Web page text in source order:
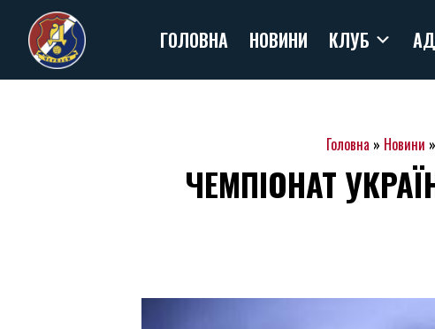
Skip
to
content
ГОЛОВНА НОВИНИ КЛУБ
Головна » Новини »
ЧЕМПІОНАТ